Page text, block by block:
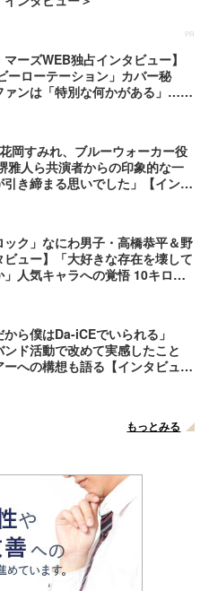
PR
マーズWEB独占インタビュー】
ーローテーション」カバー秘
ァンは「特別な何かがある」…来
花岡すみれ、ブルーウォーカー役
雅人ら共演者からの印象的な一
き締まる思いでした」【インタ
ック」なにわ男子・高橋恭平＆野
ュー】「大好きな存在を壊して
」人気キャラへの覚悟 10キロ増
ら僕はDa-iCEでいられる」
ド活動で改めて実感したこと
への構想も語る【インタビュ
もっとみる